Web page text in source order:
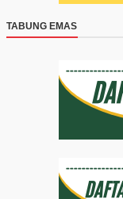
TABUNG EMAS